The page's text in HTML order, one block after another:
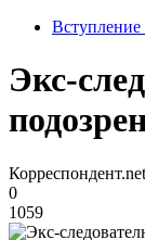
Экс-
0
1059